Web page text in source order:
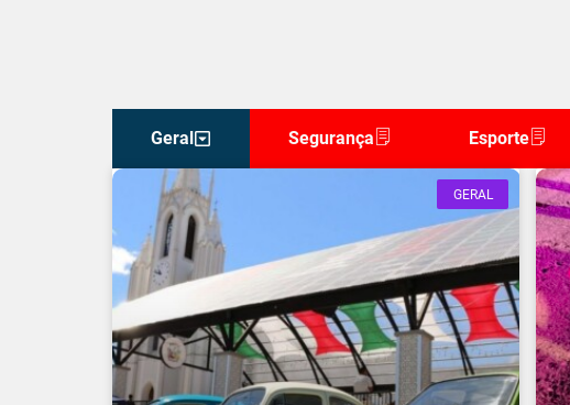
Geral Segurança Esporte
GERAL